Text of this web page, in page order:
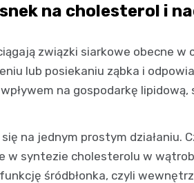
na cholesterol i
związki siarkowe obecne w
lub posiekaniu ząbka i
na gospodarkę
na jednym prostym działaniu.
w syntezie cholesterolu w
śródbłonka, czyli